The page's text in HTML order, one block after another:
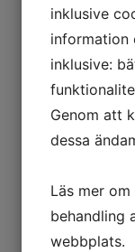
det "finns
rättssak
och ingen
Att validera
har den
använda
testa dina
inklusive
information
inklusive:
Genom att
dessa
Läs mer
behandling
webbplats.